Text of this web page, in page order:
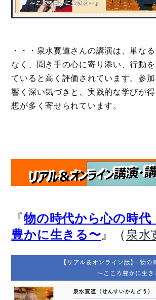
・・・泉水寛道さんの講演は、単な
なく、聞き手の心に寄り添い、行動
ていると高く評価されています。参
響く深い気づきと、実践的な学びが
想が多く寄せられています。
『物の時代から心の時
豊かに生きる〜 』（泉水